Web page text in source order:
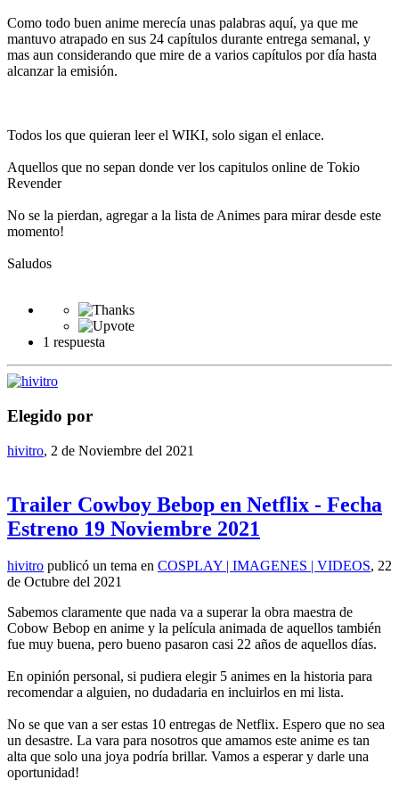
Como todo buen anime merecía unas palabras aquí, ya que me
mantuvo atrapado en sus 24 capítulos durante entrega semanal, y
mas aun considerando que mire de a varios capítulos por día hasta
alcanzar la emisión.
Todos los que quieran leer el WIKI, solo sigan el enlace.
Aquellos que no sepan donde ver los capitulos online de Tokio
Revender
No se la pierdan, agregar a la lista de Animes para mirar desde este
momento!
Saludos
1 respuesta
Elegido por
hivitro, 2 de Noviembre del 2021
Trailer Cowboy Bebop en Netflix - Fecha
Estreno 19 Noviembre 2021
hivitro publicó un tema en COSPLAY | IMAGENES | VIDEOS, 22
de Octubre del 2021
Sabemos claramente que nada va a superar la obra maestra de
Cobow Bebop en anime y la película animada de aquellos también
fue muy buena, pero bueno pasaron casi 22 años de aquellos días.
En opinión personal, si pudiera elegir 5 animes en la historia para
recomendar a alguien, no dudadaria en incluirlos en mi lista.
No se que van a ser estas 10 entregas de Netflix. Espero que no sea
un desastre. La vara para nosotros que amamos este anime es tan
alta que solo una joya podría brillar. Vamos a esperar y darle una
oportunidad!